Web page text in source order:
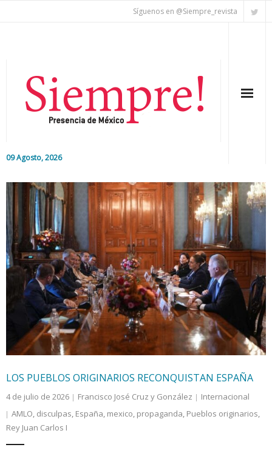
Síguenos en @Siempre_revista
09 Agosto, 2026
Editorial
Nacional
Colaboradores
Internacional
Cultura
LOS PUEBLOS ORIGINARIOS RECONQUISTAN ESPAÑA
4 de julio de 2026 Francisco José Cruz y González
Internacional
AMLO, disculpas, España, mexico, propaganda, Pueblos originarios,
Rey Juan Carlos I